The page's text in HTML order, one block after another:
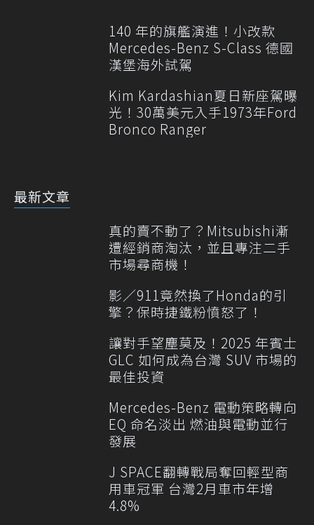
140 年的旗艦演進！小改款
Mercedes-Benz S-Class 德國
漢堡海外試駕
Kim Kardashian夏日新座駕曝
光！30萬美元入手1973年Ford
Bronco Ranger
最新文章
真的賣不動了？Mitsubishi漸
遭經銷商淘汰，並且專注二手
市場尋商機！
影／911竟然換了Honda的引
擎？保時捷鐵粉憤怒了！
讓對手望塵莫及！2025 年賓士
GLC 如何成為台灣 SUV 市場的
最佳投資
Mercedes-Benz 電動策略轉向
EQ 命名淡出 燃油與電動並行
發展
J SPACE翻轉戰局奪回輕型商
用車冠軍 台灣2月車市年增
4.8%